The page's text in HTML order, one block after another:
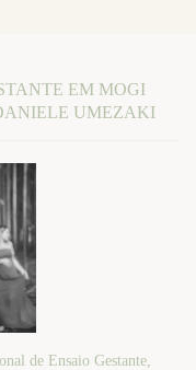
EM MOGI
UMEZAKI
de Ensaio Gestante,